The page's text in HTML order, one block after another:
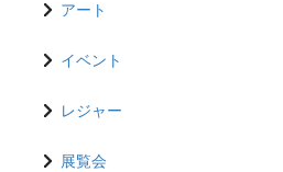
アート
イベント
レジャー
展覧会